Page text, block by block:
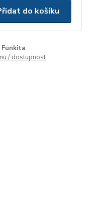
do košíku
Funkita
/ dostupnost